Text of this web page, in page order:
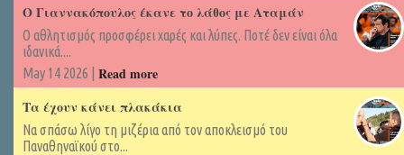
Ο Γιαννακόπουλος έκανε το λάθος με Αταμάν
Ο αθλητισμός προσφέρει χαρές και λύπες. Ποτέ δεν είναι όλα
ιδανικά....
May 14 2026 | Read more
Τα έχουν κάνει πλακάκια
Να σπάσω λίγο τη μιζέρια από τον αποκλεισμό του
Παναθηναϊκού στο...